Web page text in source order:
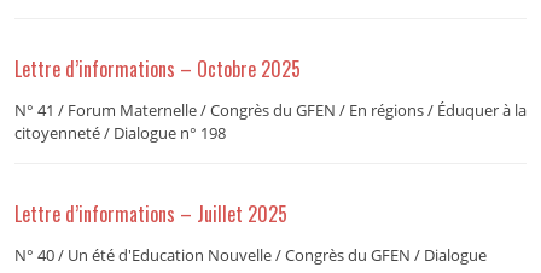
Lettre d’informations – Octobre 2025
N° 41 / Forum Maternelle / Congrès du GFEN / En régions / Éduquer à la
citoyenneté / Dialogue n° 198
Lettre d’informations – Juillet 2025
N° 40 / Un été d'Education Nouvelle / Congrès du GFEN / Dialogue